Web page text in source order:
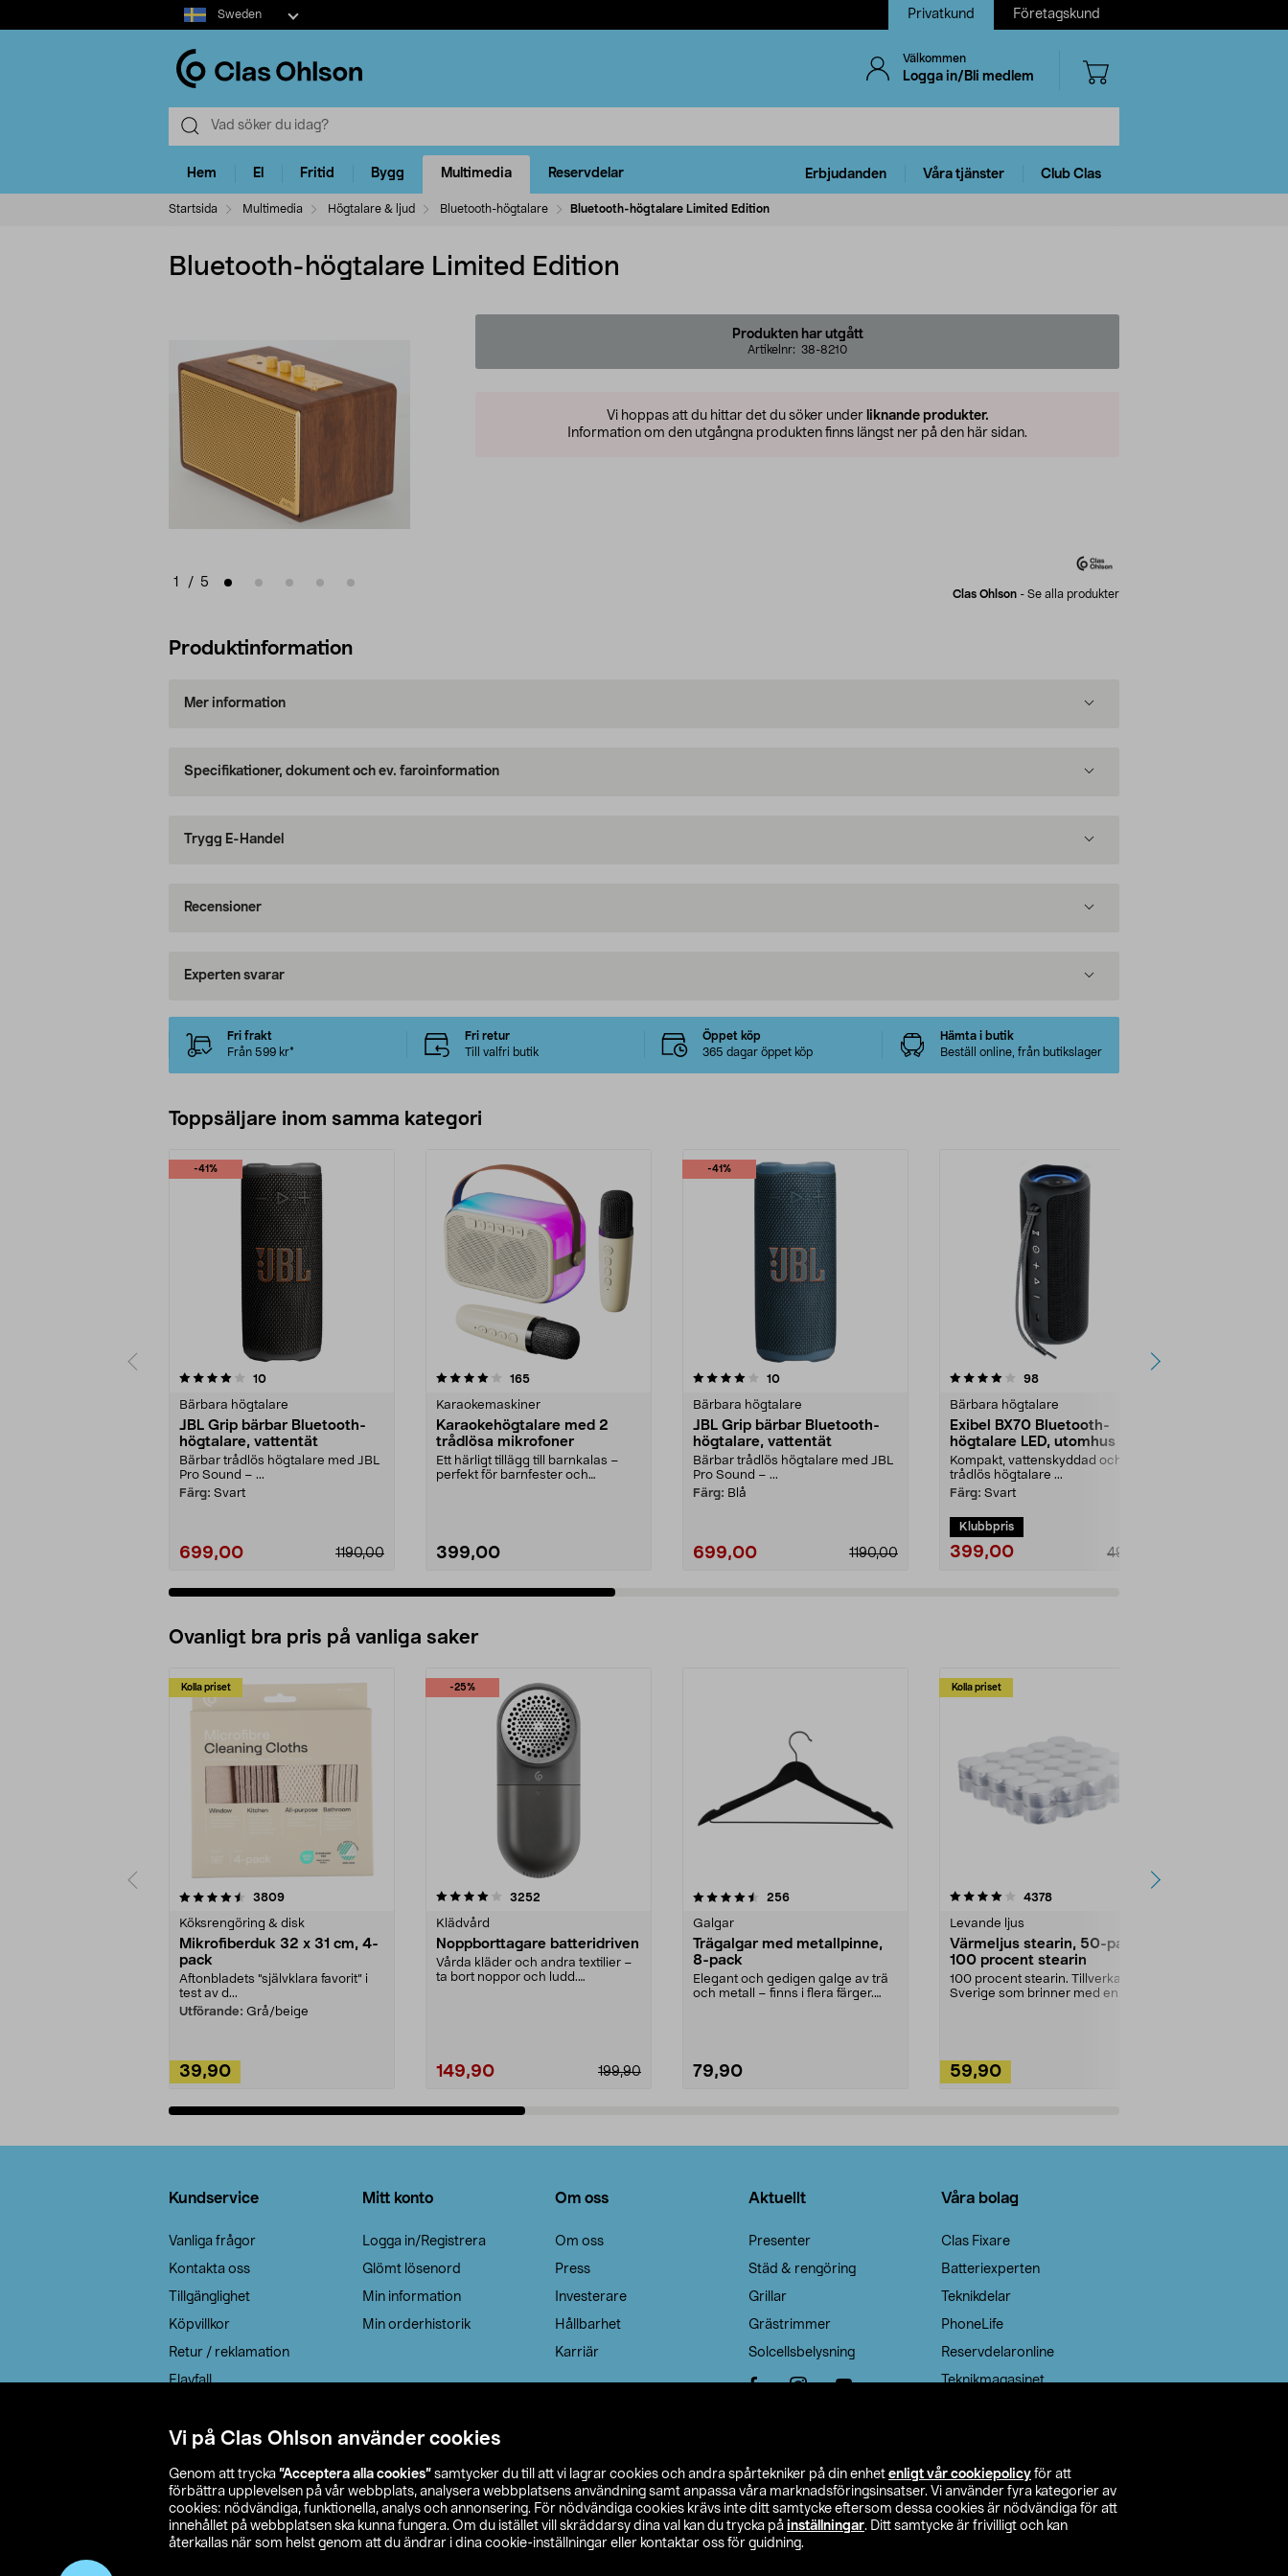
Vi på Clas Ohlson använder cookies
Genom att trycka ”Acceptera alla cookies” samtycker du till att vi lagrar cookies och andra spårtekniker på din enhet enligt vår cookiepolicy för att
förbättra upplevelsen på vår webbplats, analysera webbplatsens användning samt anpassa våra marknadsföringsinsatser. Vi använder fyra kategorier av
cookies: nödvändiga, funktionella, analys och annonsering. För nödvändiga cookies krävs inte ditt samtycke eftersom dessa cookies är nödvändiga för att
innehållet på webbplatsen ska kunna fungera. Om du istället vill skräddarsy dina val kan du trycka på inställningar. Ditt samtycke är frivilligt och kan
återkallas när som helst genom att du ändrar i dina cookie-inställningar eller kontaktar oss för guidning.
Select
market
Sweden Privatkund Företagskund
Välkommen
Logga in/Bli medlem
Hem El Fritid Bygg Multimedia Reservdelar Erbjudanden Våra tjänster Club Clas
Startsida Multimedia Högtalare & ljud Bluetooth-högtalare Bluetooth-högtalare Limited Edition
Bluetooth-högtalare Limited Edition
1 / 5
Produkten har utgått
Artikelnr: 38-8210
Vi hoppas att du hittar det du söker under liknande produkter.
Information om den utgångna produkten finns längst ner på den här sidan.
Clas Ohlson - Se alla produkter
Produktinformation
Mer information
Specifikationer, dokument och ev. faroinformation
Trygg E-Handel
Recensioner
Experten svarar
Fri frakt
Från 599 kr*
Fri retur
Till valfri butik
Öppet köp
365 dagar öppet köp
Hämta i butik
Beställ online, från butikslager
Toppsäljare inom samma kategori
-41%
10recensioner
Bärbara högtalare
JBL Grip bärbar Bluetooth-
högtalare, vattentät
Bärbar trådlös högtalare med JBL
Pro Sound – ...
Färg: Svart
699,00 1190,00
4.0 av 5 stjärnor 165recensioner
Karaokemaskiner
Karaokehögtalare med 2
trådlösa mikrofoner
Ett härligt tillägg till barnkalas –
perfekt för barnfester och
399,00
-41%
4.0 av 5 stjärnor 10recensioner
Bärbara högtalare
JBL Grip bärbar Bluetooth-
högtalare, vattentät
Bärbar trådlös högtalare med JBL
Pro Sound – ...
Färg: Blå
699,00 1190,00
4.0 av 5 stjärnor 98recensioner
Bärbara högtalare
Exibel BX70 Bluetooth-
högtalare LED, utomhus
Kompakt, vattenskyddad och
trådlös högtalare ...
Färg: Svart
Klubbpris
399,00 499,00
4.0 av 5 stjärnor
Ovanligt bra pris på vanliga saker
Kolla priset
3809recensioner
Köksrengöring & disk
Mikrofiberduk 32 x 31 cm, 4-
pack
Aftonbladets "självklara favorit” i
test av d...
Utförande: Grå/beige
39,90
-25%
4.0av 5 stjärnor 3252
Klädvård
Noppborttagare batteridriven
Vårda kläder och andra textilier –
ta bort noppor och ludd.
199,90
149,90
4.5av 5 stjärnor 256recensioner
Galgar
Trägalgar med metallpinne,
8-pack
Elegant och gedigen galge av trä
och metall – finns i flera färger.
79,90
Kolla priset
4.0av 5 stjärnor 4378recensioner
Levande ljus
Värmeljus stearin, 50-pack,
100 procent stearin
100 procent stearin. Tillverkade i
Sverige som brinner med en
59,90
4.5av 5 stjärnor
Kundservice
Vanliga frågor
Kontakta oss
Tillgänglighet
Köpvillkor
Retur / reklamation
Elavfall
Leveransalternativ
Mitt konto
Logga in/Registrera
Glömt lösenord
Min information
Min orderhistorik
Om oss
Om oss
Press
Investerare
Hållbarhet
Karriär
Aktuellt
Presenter
Städ & rengöring
Grillar
Grästrimmer
Solcellsbelysning
Våra bolag
Clas Fixare
Batteriexperten
Teknikdelar
PhoneLife
Reservdelaronline
Teknikmagasinet